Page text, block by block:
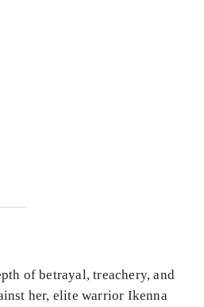
of betrayal, treachery, and
her, elite warrior Ikenna